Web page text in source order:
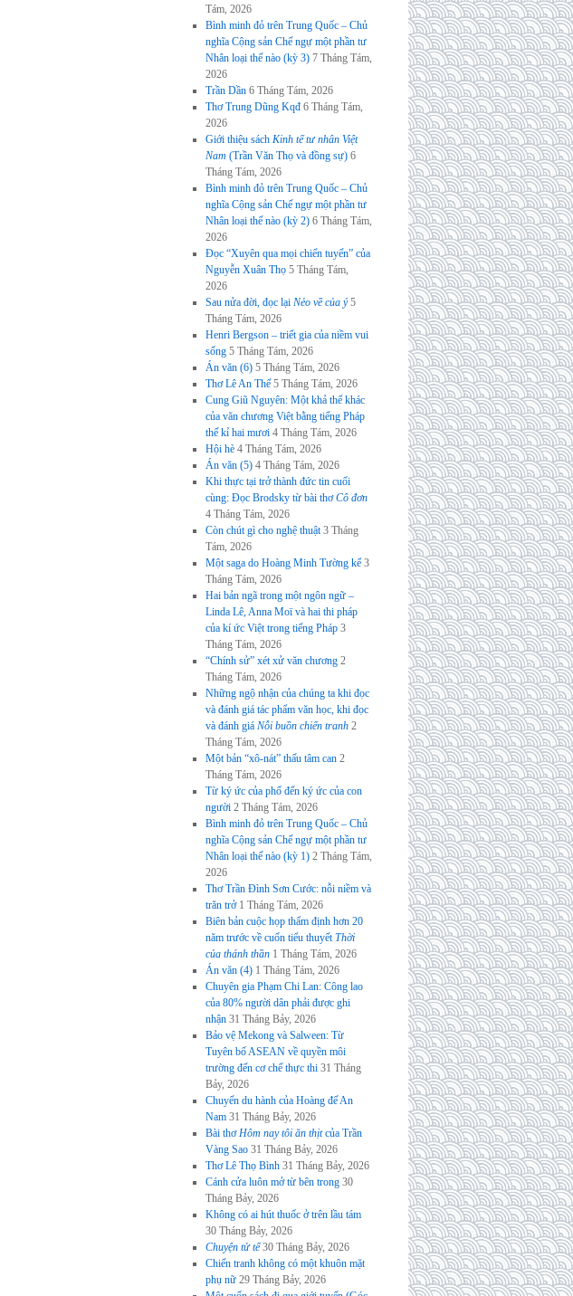
Tám, 2026
Bình minh đỏ trên Trung Quốc – Chủ
nghĩa Cộng sản Chế ngự một phần tư
Nhân loại thế nào (kỳ 3) 7 Tháng Tám,
2026
Trần Dần 6 Tháng Tám, 2026
Thơ Trung Dũng Kqđ 6 Tháng Tám,
2026
Giới thiệu sách Kinh tế tư nhân Việt
Nam (Trần Văn Thọ và đồng sự) 6
Tháng Tám, 2026
Bình minh đỏ trên Trung Quốc – Chủ
nghĩa Cộng sản Chế ngự một phần tư
Nhân loại thế nào (kỳ 2) 6 Tháng Tám,
2026
Đọc “Xuyên qua mọi chiến tuyến” của
Nguyễn Xuân Thọ 5 Tháng Tám,
2026
Sau nửa đời, đọc lại Nẻo về của ý 5
Tháng Tám, 2026
Henri Bergson – triết gia của niềm vui
sống 5 Tháng Tám, 2026
Án văn (6) 5 Tháng Tám, 2026
Thơ Lê An Thế 5 Tháng Tám, 2026
Cung Giũ Nguyên: Một khả thể khác
của văn chương Việt bằng tiếng Pháp
thế kỉ hai mươi 4 Tháng Tám, 2026
Hội hè 4 Tháng Tám, 2026
Án văn (5) 4 Tháng Tám, 2026
Khi thực tại trở thành đức tin cuối
cùng: Đọc Brodsky từ bài thơCô đơn
4 Tháng Tám, 2026
Còn chút gì cho nghệ thuật 3 Tháng
Tám, 2026
Một saga do Hoàng Minh Tường kể 3
Tháng Tám, 2026
Hai bản ngã trong một ngôn ngữ –
Linda Lê, Anna Moï và hai thi pháp
của kí ức Việt trong tiếng Pháp 3
Tháng Tám, 2026
“Chính sử” xét xử văn chương 2
Tháng Tám, 2026
Những ngộ nhận của chúng ta khi đọc
và đánh giá tác phẩm văn học, khi đọc
và đánh giá Nỗi buồn chiến tranh 2
Tháng Tám, 2026
Một bản “xô-nát” thấu tâm can 2
Tháng Tám, 2026
Từ ký ức của phố đến ký ức của con
người 2 Tháng Tám, 2026
Bình minh đỏ trên Trung Quốc – Chủ
nghĩa Cộng sản Chế ngự một phần tư
Nhân loại thế nào (kỳ 1) 2 Tháng Tám,
2026
Thơ Trần Đình Sơn Cước: nỗi niềm và
trăn trở 1 Tháng Tám, 2026
Biên bản cuộc họp thẩm định hơn 20
năm trước về cuốn tiểu thuyếtThời
của thánh thần 1 Tháng Tám, 2026
Án văn (4) 1 Tháng Tám, 2026
Chuyên gia Phạm Chi Lan: Công lao
của 80% người dân phải được ghi
nhận 31 Tháng Bảy, 2026
Bảo vệ Mekong và Salween: Từ
Tuyên bố ASEAN về quyền môi
trường đến cơ chế thực thi 31 Tháng
Bảy, 2026
Chuyến du hành của Hoàng đế An
Nam 31 Tháng Bảy, 2026
Bài thơHôm nay tôi ăn thịtcủa Trần
Vàng Sao 31 Tháng Bảy, 2026
Thơ Lê Thọ Bình 31 Tháng Bảy, 2026
Cánh cửa luôn mở từ bên trong 30
Tháng Bảy, 2026
Không có ai hút thuốc ở trên lầu tám
30 Tháng Bảy, 2026
Chuyện tử tế 30 Tháng Bảy, 2026
Chiến tranh không có một khuôn mặt
phụ nữ 29 Tháng Bảy, 2026